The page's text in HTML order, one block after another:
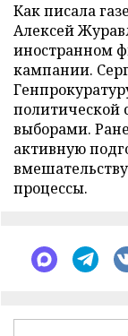
Как писала
Алексей
иностранном
кампании.
политической
выборами.
активную
процессы.